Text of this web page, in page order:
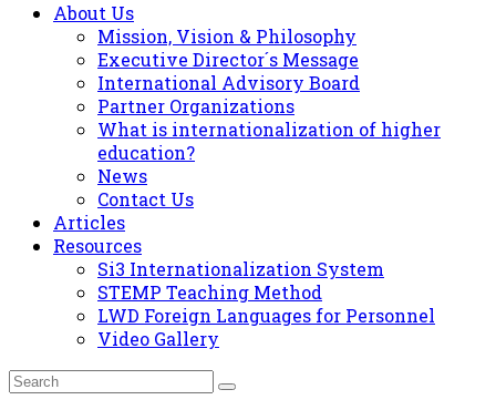
About Us
Mission, Vision & Philosophy
Executive Director´s Message
International Advisory Board
Partner Organizations
What is internationalization of higher
education?
News
Contact Us
Articles
Resources
Si3 Internationalization System
STEMP Teaching Method
LWD Foreign Languages for Personnel
Video Gallery